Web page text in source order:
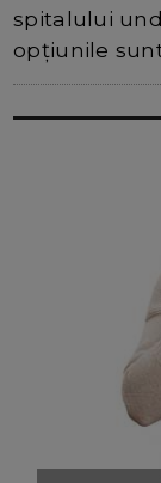
spitalului
opțiunile